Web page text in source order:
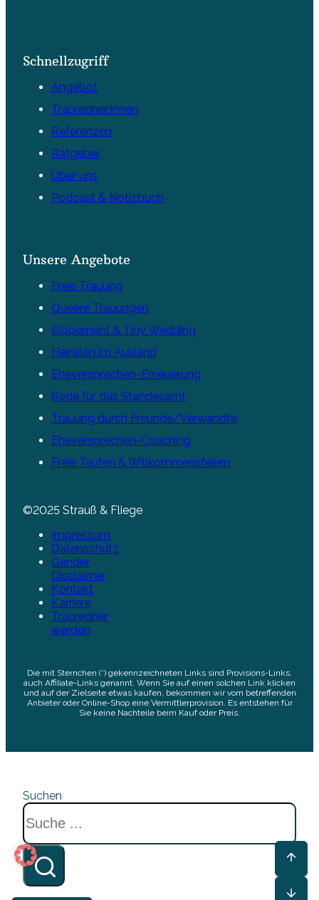
Schnellzugriff
Angebot
Trauredner:innen
Referenzen
Ratgeber
Über uns
Podcast & Notizbuch
Unsere Angebote
Freie Trauung
Queere Trauungen
Elopement & Tiny Wedding
Heiraten im Ausland
Eheversprechen-Erneuerung
Rede für das Standesamt
Trauung durch Freunde/Verwandte
Eheversprechen-Coaching
Freie Taufen & Willkommensfeiern
©2025 Strauß & Fliege
Impressum
Datenschutz
Gender
Disclaimer
Kontakt
Karriere
Trauredner
werden
Die mit Sternchen (*) gekennzeichneten Links sind Provisions-Links,
auch Affiliate-Links genannt. Wenn Sie auf einen solchen Link klicken
und auf der Zielseite etwas kaufen, bekommen wir vom betreffenden
Anbieter oder Online-Shop eine Vermittlerprovision. Es entstehen für
Sie keine Nachteile beim Kauf oder Preis.
Suchen